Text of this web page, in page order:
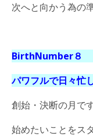
次へと向かう為の
BirthNumber８
パワフルで日々忙
創始・決断の月です
始めたいことをス